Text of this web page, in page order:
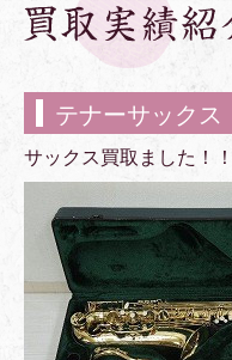
テナーサック
サックス買取ました！！